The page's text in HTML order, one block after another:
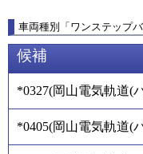
車両種別 「ワンステップ
候補
*0327(岡山電気軌道(
*0405(岡山電気軌道(